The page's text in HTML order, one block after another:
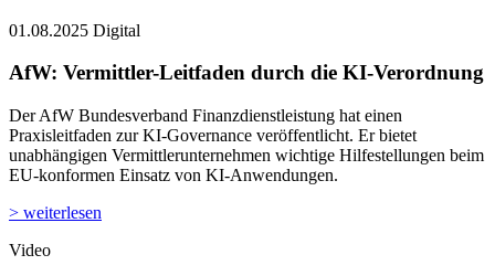
01.08.2025 Digital
AfW: Vermittler-Leitfaden durch die KI-Verordnung
Der AfW Bundesverband Finanzdienstleistung hat einen
Praxisleitfaden zur KI-Governance veröffentlicht. Er bietet
unabhängigen Vermittlerunternehmen wichtige Hilfestellungen beim
EU-konformen Einsatz von KI-Anwendungen.
> weiterlesen
Video